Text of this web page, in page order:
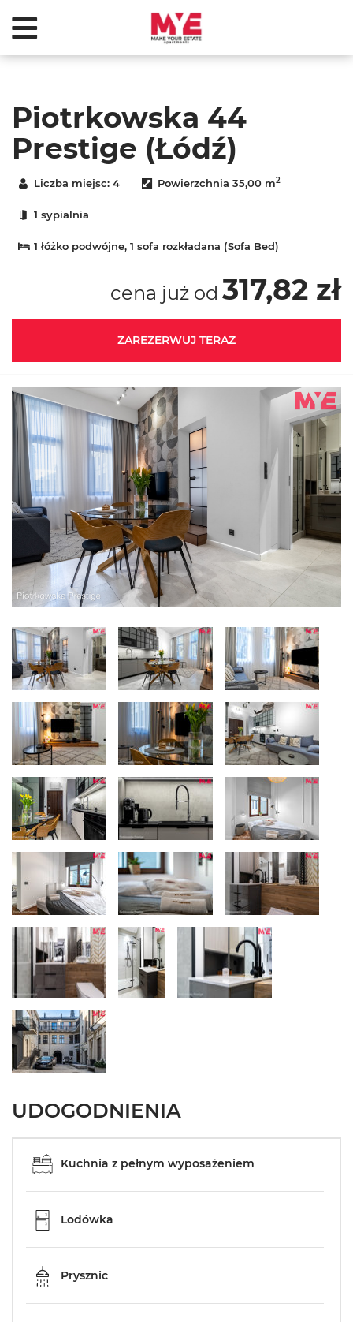
Piotrkowska 44
Prestige (Łódź)
Liczba miejsc:4 Powierzchnia35,00 m2
1 sypialnia
1 łóżko podwójne, 1 sofa rozkładana (Sofa Bed)
cena już od 317,82 zł
ZAREZERWUJ TERAZ
UDOGODNIENIA
Kuchnia z pełnym wyposażeniem
Lodówka
Prysznic